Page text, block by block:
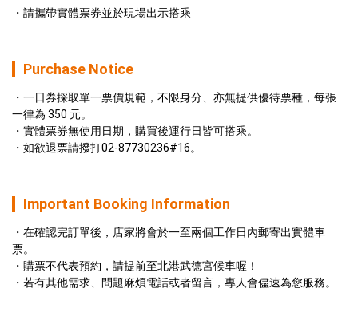
請攜帶實體票券並於現場出示搭乘
Purchase Notice
一日券採取單一票價規範，不限身分、亦無提供優待票種，每張
一律為 350 元。
實體票券無使用日期，購買後運行日皆可搭乘。
如欲退票請撥打02-87730236#16。
Important Booking Information
在確認完訂單後，店家將會於一至兩個工作日內郵寄出實體車
票。
購票不代表預約，請提前至北港武德宮候車喔！
若有其他需求、問題麻煩電話或者留言，專人會儘速為您服務。